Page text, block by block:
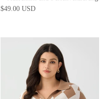
$49.00 USD